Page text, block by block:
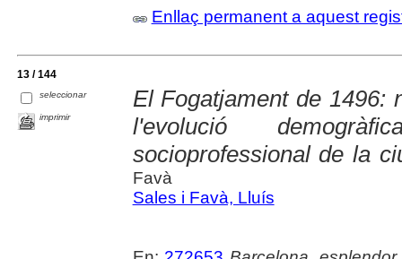
Enllaç permanent a aquest
13 / 144
seleccionar
imprimir
El Fogatjament de 1496:
l'evolució
socioprofessional de la
Favà
Sales i Favà, Lluís